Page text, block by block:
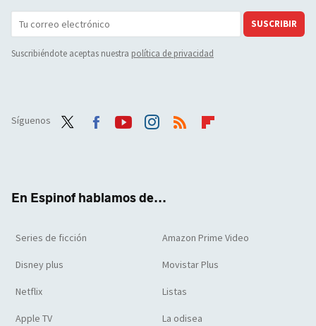
SUSCRIBIR
Suscribiéndote aceptas nuestra política de privacidad
Síguenos
En Espinof hablamos de...
Series de ficción Amazon Prime Video
Disney plus Movistar Plus
Netflix Listas
Apple TV La odisea